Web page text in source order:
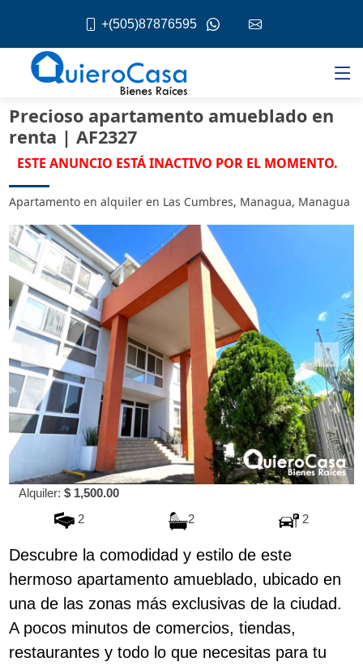
+(505)87876595
Precioso apartamento amueblado en
renta | AF2327
ESTE ANUNCIO ESTÁ INACTIVO POR EL MOMENTO.
Apartamento en alquiler en Las Cumbres, Managua, Managua
Alquiler: $ 1,500.00
2
2 2
Descubre la comodidad y estilo de este
hermoso apartamento amueblado, ubicado en
una de las zonas más exclusivas de la ciudad.
A pocos minutos de comercios, tiendas,
restaurantes y todo lo que necesitas para tu